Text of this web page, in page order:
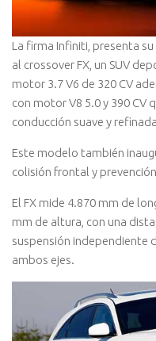
La firma Infiniti, presenta
al crossover FX, un SUV
motor 3.7 V6 de 320 CV
con motor V8 5.0 y 390 CV
conducción suave y
Este modelo también
colisión frontal y
El FX mide 4.870 mm de
mm de altura, con una
suspensión independiente
ambos ejes.